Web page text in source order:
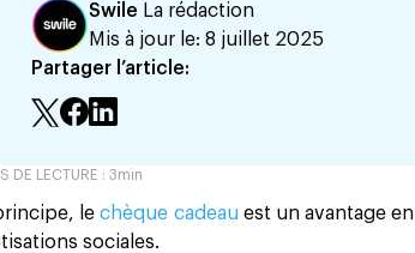
Swile La rédaction
Mis à jour le: 8 juillet 2025
Partager l’article:
DE LECTURE : 3min
lechèque cadeau est un avantage
sociales.